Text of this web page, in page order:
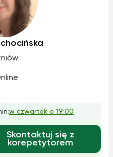
w czwartek o 19:00
Skontaktuj się z
korepetytorem